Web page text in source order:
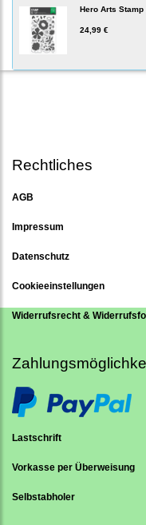
Hero Arts Stamp
24,99 €
Rechtliches
AGB
Impressum
Datenschutz
Cookieeinstellungen
Widerrufsrecht &
Lastschrift
Vorkasse per Überweisung
Selbstabholer